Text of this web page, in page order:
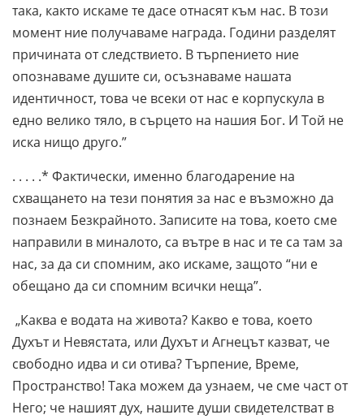
така, както искаме те дасе отнасят към нас. В този
момент ние получаваме награда. Години разделят
причината от следствието. В търпението ние
опознаваме душите си, осъзнаваме нашата
идентичност, това че всеки от нас е корпускула в
едно велико тяло, в сърцето на нашия Бог. И Той не
иска нищо друго.”
. . . . .* Фактически, именно благодарение на
схващането на тези понятия за нас е възможно да
познаем Безкрайното. Записите на това, което сме
направили в миналото, са вътре в нас и те са там за
нас, за да си спомним, ако искаме, защото “ни е
обещано да си спомним всички неща”.
„Каква е водата на живота? Какво е това, което
Духът и Невястата, или Духът и Агнецът казват, че
свободно идва и си отива? Търпение, Време,
Пространство! Така можем да узнаем, че сме част от
Него; че нашият дух, нашите души свидетелстват в